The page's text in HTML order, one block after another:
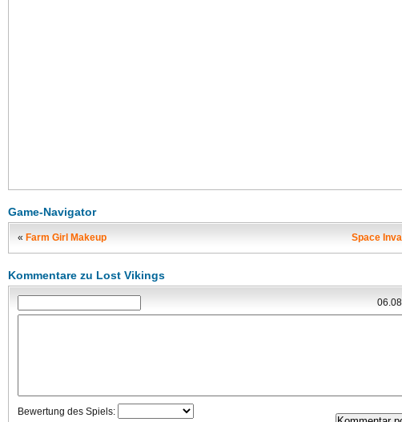
Game-Navigator
Space
« Farm Girl Makeup
Kommentare zu Lost Vikings
Bewertung des Spiels: